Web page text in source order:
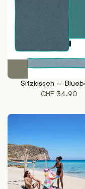
Sitzkissen –
CHF34.90